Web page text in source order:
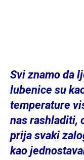
Svi znamo da
lubenice su
temperature
nas rashladiti,
prija svaki
kao